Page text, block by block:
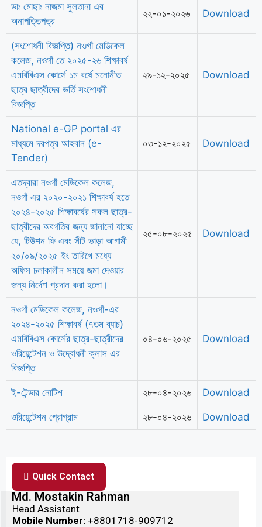
ডাঃ মোছাঃ নাজমা সুলতানা এর
অনাপত্তিপত্র
২২-০১-২০২৬ Download
(সংশোধনী বিজ্ঞপ্তি) নওগাঁ মেডিকেল
কলেজ, নওগাঁ তে ২০২৫-২৬ শিক্ষাবর্ষ
এমবিবিএস কোর্সে ১ম বর্ষে মনোনীত
ছাত্র ছাত্রীদের ভর্তি সংশোধনী
বিজ্ঞপ্তি
২৯-১২-২০২৫ Download
National e-GP portal এর
মাধ্যমে দরপত্র আহবান (e-
Tender)
০৩-১২-২০২৫ Download
এতদ্বারা নওগাঁ মেডিকেল কলেজ,
নওগাঁ এর ২০২০-২০২১ শিক্ষাবর্ষ হতে
২০২৪-২০২৫ শিক্ষাবর্ষের সকল ছাত্র-
ছাত্রীদের অবগতির জন্য জানানো যাচ্ছে
যে, টিউশন ফি এবং সীট ভাড়া আগামী
২০/০৯/২০২৫ ইং তারিখে মধ্যে
অফিস চলাকালীন সময়ে জমা দেওয়ার
জন্য নির্দেশ প্রদান করা হলো।
২৫-০৮-২০২৫ Download
নওগাঁ মেডিকেল কলেজ, নওগাঁ-এর
২০২৪-২০২৫ শিক্ষাবর্ষ (৭তম ব্যাচ)
এমবিবিএস কোর্সের ছাত্র-ছাত্রীদের
ওরিয়েন্টেশন ও উদ্বোধনী ক্লাস এর
বিজ্ঞপ্তি
০৪-০৬-২০২৫ Download
ই-টেন্ডার নোটিশ ২৮-০৪-২০২৬ Download
ওরিয়েন্টেশন প্রোগ্রাম ২৮-০৪-২০২৬ Download
Quick Contact
Md. Mostakin Rahman
Head Assistant
Mobile Number: +8801718-909712